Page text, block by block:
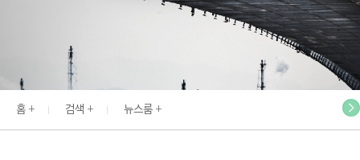
E
N
홈 검색 뉴스룸